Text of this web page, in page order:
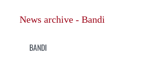
contenutoNews archive - Bandi
BANDI